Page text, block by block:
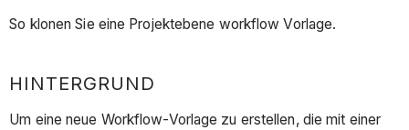
So klonen Sie eine Projektebene workflow Vorlage.
HINTERGRUND
Um eine neue Workflow-Vorlage zu erstellen, die mit einer